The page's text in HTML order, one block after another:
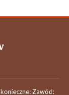
Zawód: